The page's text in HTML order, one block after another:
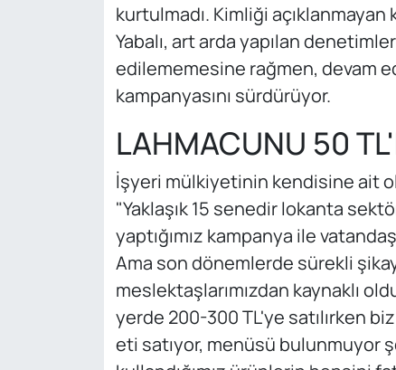
kurtulmadı. Kimliği
Yabalı, art arda yapılan
edilememesine rağmen, devam
kampanyasını sürdürüyor.
LAHMACUNU 50
İşyeri mülkiyetinin kendisine ait
"Yaklaşık 15 senedir lokanta
yaptığımız kampanya ile
Ama son dönemlerde sürekli
meslektaşlarımızdan kaynaklı
yerde 200-300 TL'ye satılırken
eti satıyor, menüsü bulunmuyor